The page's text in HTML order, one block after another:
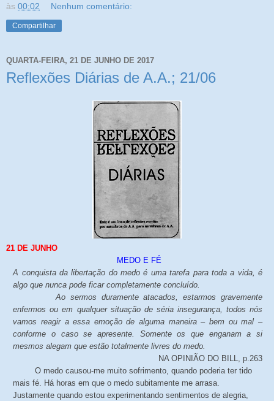
às 00:02 Nenhum comentário:
Compartilhar
QUARTA-FEIRA, 21 DE JUNHO DE 2017
Reflexões Diárias de A.A.; 21/06
21 DE JUNHO
MEDO E FÉ
A conquista da libertação do medo é uma tarefa para toda a vida, é
algo que nunca pode ficar completamente concluído.
Ao sermos duramente atacados, estarmos gravemente
enfermos ou em qualquer situação de séria insegurança, todos nós
vamos reagir a essa emoção de alguma maneira – bem ou mal –
conforme o caso se apresente. Somente os que enganam a si
mesmos alegam que estão totalmente livres do medo.
NA OPINIÃO DO BILL, p.263
O medo causou-me muito sofrimento, quando poderia ter tido
mais fé. Há horas em que o medo subitamente me arrasa.
Justamente quando estou experimentando sentimentos de alegria,